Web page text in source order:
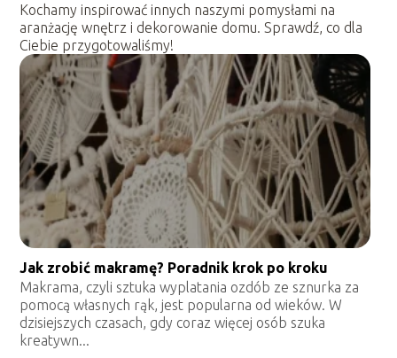
Kochamy inspirować innych naszymi pomysłami na
aranżację wnętrz i dekorowanie domu. Sprawdź, co dla
Ciebie przygotowaliśmy!
Jak zrobić makramę? Poradnik krok po kroku
Makrama, czyli sztuka wyplatania ozdób ze sznurka za
pomocą własnych rąk, jest popularna od wieków. W
dzisiejszych czasach, gdy coraz więcej osób szuka
kreatywn...